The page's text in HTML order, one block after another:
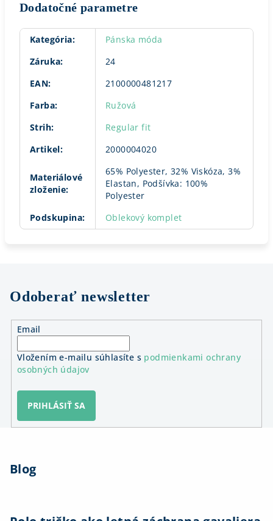
Dodatočné parametre
Kategória:
Pánska móda
Záruka:
24
EAN:
2100000481217
Farba:
Ružová
Strih:
Regular fit
Artikel: 2000004020
Materiálové
zloženie:
65% Polyester, 32% Viskóza, 3%
Elastan, Podšívka: 100%
Polyester
Podskupina: Oblekový komplet
Odoberať newsletter
Email
Vložením e-mailu súhlasíte s podmienkami ochrany
osobných údajov
PRIHLÁSIŤ SA
Blog